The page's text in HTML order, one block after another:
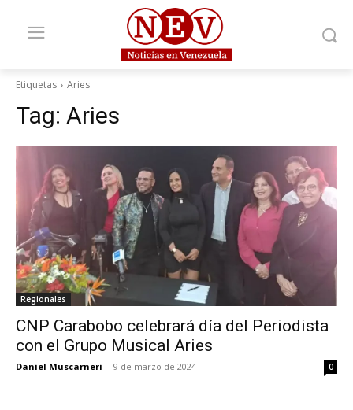
Etiquetas Aries
Tag: Aries
Regionales
CNP Carabobo celebrará día del Periodista
con el Grupo Musical Aries
Daniel Muscarneri - 9 de marzo de 2024 0